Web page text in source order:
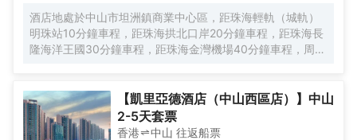
酒店地處於中山市坦洲鎮商業中心區，距珠海輕軌（城軌）
明珠站10分鐘車程，距珠海拱北口岸20分鐘車程，距珠海長
隆海洋王國30分鐘車程，距珠海金灣機場40分鐘車程，周邊
和政務服務大廳，集購物、美食、娛樂、商務和行政於一體
等生活設施配套。公寓擁有現代温馨客房，配套有餐廳、洗
衣房、多功能廳等公共空間，旅客在享受舒適住宿的同時，
【凱里亞德酒店（中山西區店）】中山
2-5天套票
香港 中山 往返船票